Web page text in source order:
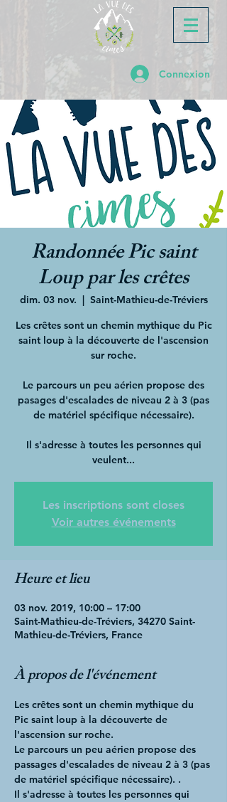
Connexion
Randonnée Pic saint
Loup par les crêtes
dim. 03 nov.
  |
Saint-Mathieu-de-Tréviers
Les crêtes sont un chemin mythique du Pic
saint loup à la découverte de l'ascension
sur roche.
Le parcours un peu aérien propose des
pasages d'escalades de niveau 2 à 3 (pas
de matériel spécifique nécessaire).
Il s'adresse à toutes les personnes qui
veulent...
Les inscriptions sont closes
Voir autres événements
Heure et lieu
03 nov. 2019, 10:00 – 17:00
Saint-Mathieu-de-Tréviers, 34270 Saint-
Mathieu-de-Tréviers, France
À propos de l'événement
Les crêtes sont un chemin mythique du
Pic saint loup à la découverte de
l'ascension sur roche.
Le parcours un peu aérien propose des
passages d'escalades de niveau 2 à 3 (pas
de matériel spécifique nécessaire). .
Il s'adresse à toutes les personnes qui